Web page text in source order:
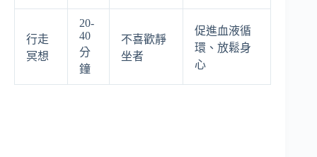
行走
冥想
20-
40
分
鐘
不喜歡靜
坐者
促進血液循
環、放鬆身
心